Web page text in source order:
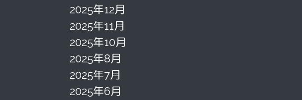
2025年12月
2025年11月
2025年10月
2025年8月
2025年7月
2025年6月